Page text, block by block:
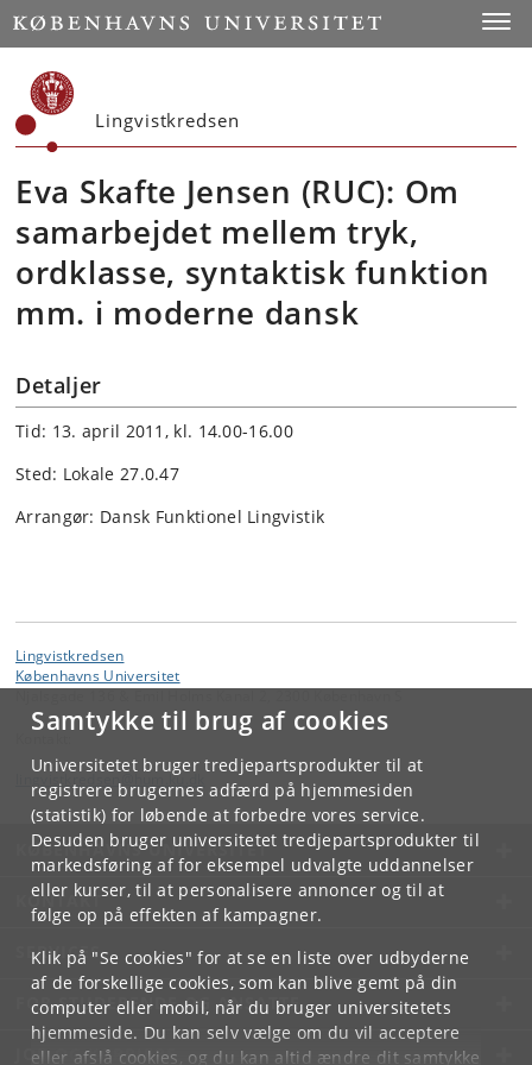
Samtykke til brug af cookies
Universitetet bruger tredjepartsprodukter til at
registrere brugernes adfærd på hjemmesiden
(statistik) for løbende at forbedre vores service.
Desuden bruger universitetet tredjepartsprodukter til
markedsføring af for eksempel udvalgte uddannelser
eller kurser, til at personalisere annoncer og til at
følge op på effekten af kampagner.
Klik på "Se cookies" for at se en liste over udbyderne
af de forskellige cookies, som kan blive gemt på din
computer eller mobil, når du bruger universitetets
hjemmeside. Du kan selv vælge om du vil acceptere
eller afslå cookies, og du kan altid ændre dit samtykke
Start
Lingvistkredsen
Eva Skafte Jensen (RUC): Om
samarbejdet mellem tryk,
ordklasse, syntaktisk funktion
mm. i moderne dansk
Detaljer
Tid: 13. april 2011, kl. 14.00-16.00
Sted: Lokale 27.0.47
Arrangør: Dansk Funktionel Lingvistik
Lingvistkredsen
Københavns Universitet
ku
KØBENHAVNS UNIVERSITET
KONTAKT
SERVICES
FOR STUDERENDE OG ANSATTE
JOB OG KARRIERE